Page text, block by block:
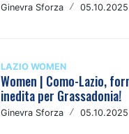
Ginevra Sforza /
LAZIO WOMEN
Women | Como-Lazio,
inedita per Grassadonia!
Ginevra Sforza /